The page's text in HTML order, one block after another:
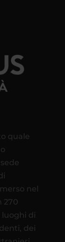
quale
nel
270
luoghi di
dei